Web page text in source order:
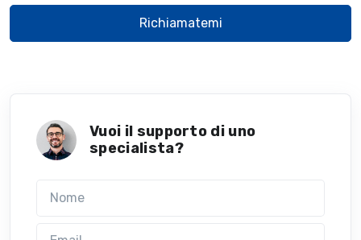
Richiamatemi
Vuoi il supporto di uno
specialista?